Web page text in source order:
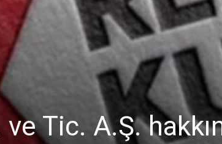
Ticaret
Odası
Tic. A.Ş.